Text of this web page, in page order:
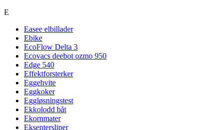
E
Easee elbillader
Ebike
EcoFlow Delta 3
Ecovacs deebot ozmo 950
Edge 540
Effektforsterker
Eggehvite
Eggkoker
Eggløsningstest
Ekkolodd båt
Ekornmater
Eksentersliper